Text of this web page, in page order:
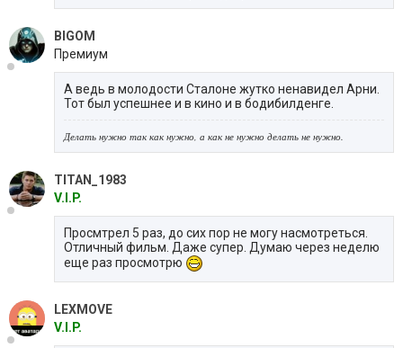
BIGOM
Премиум
А ведь в молодости Сталоне жутко ненавидел Арни.
Тот был успешнее и в кино и в бодибилденге.
Делать нужно так как нужно, а как не нужно делать не нужно.
TITAN_1983
V.I.P.
Просмтрел 5 раз, до сих пор не могу насмотреться.
Отличный фильм. Даже супер. Думаю через неделю
еще раз просмотрю
LEXMOVE
V.I.P.